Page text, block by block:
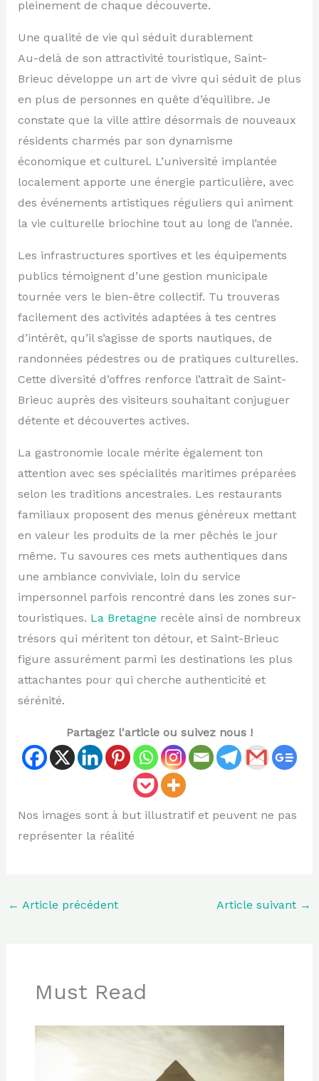
pleinement de chaque découverte.
Une qualité de vie qui séduit durablement
Au-delà de son attractivité touristique, Saint-
Brieuc développe un art de vivre qui séduit de plus
en plus de personnes en quête d’équilibre. Je
constate que la ville attire désormais de nouveaux
résidents charmés par son dynamisme
économique et culturel. L’université implantée
localement apporte une énergie particulière, avec
des événements artistiques réguliers qui animent
la vie culturelle briochine tout au long de l’année.
Les infrastructures sportives et les équipements
publics témoignent d’une gestion municipale
tournée vers le bien-être collectif. Tu trouveras
facilement des activités adaptées à tes centres
d’intérêt, qu’il s’agisse de sports nautiques, de
randonnées pédestres ou de pratiques culturelles.
Cette diversité d’offres renforce l’attrait de Saint-
Brieuc auprès des visiteurs souhaitant conjuguer
détente et découvertes actives.
La gastronomie locale mérite également ton
attention avec ses spécialités maritimes préparées
selon les traditions ancestrales. Les restaurants
familiaux proposent des menus généreux mettant
en valeur les produits de la mer pêchés le jour
même. Tu savoures ces mets authentiques dans
une ambiance conviviale, loin du service
impersonnel parfois rencontré dans les zones sur-
touristiques. La Bretagne recèle ainsi de nombreux
trésors qui méritent ton détour, et Saint-Brieuc
figure assurément parmi les destinations les plus
attachantes pour qui cherche authenticité et
sérénité.
Partagez l'article ou suivez nous !
Nos images sont à but illustratif et peuvent ne pas
représenter la réalité
← Article précédent Article suivant →
Must Read